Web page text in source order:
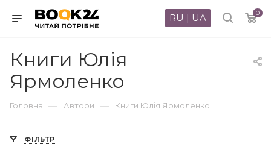
0
RU | UA
Книги Юлія
Ярмоленко
Головна — Автори — Книги Юлія Ярмоленко
ФІЛЬТР